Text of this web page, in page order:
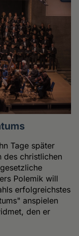
Tage später
des christlichen
Polemik will
erfolgreichstes
anspielen
den er